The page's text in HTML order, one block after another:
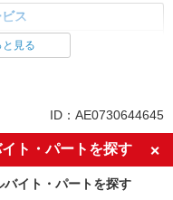
ス
ス・賞与あり
OK
険あり
見る
ID：AE0730644645
ト・パートを探す
イト・パートを探す